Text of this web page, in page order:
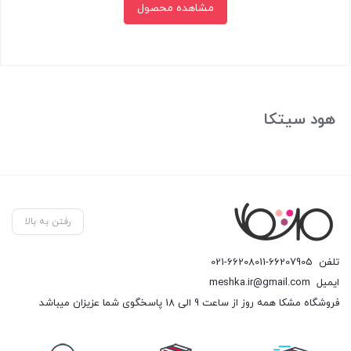
مشاهده محصول
هود سیتکا
رفتن به بالا
تلفن 021-66208011-66207905
ایمیل meshka.ir@gmail.com
فروشگاه مشکا همه روز از ساعت 9 الی 18 پاسخگوی شما عزیزان میباشد